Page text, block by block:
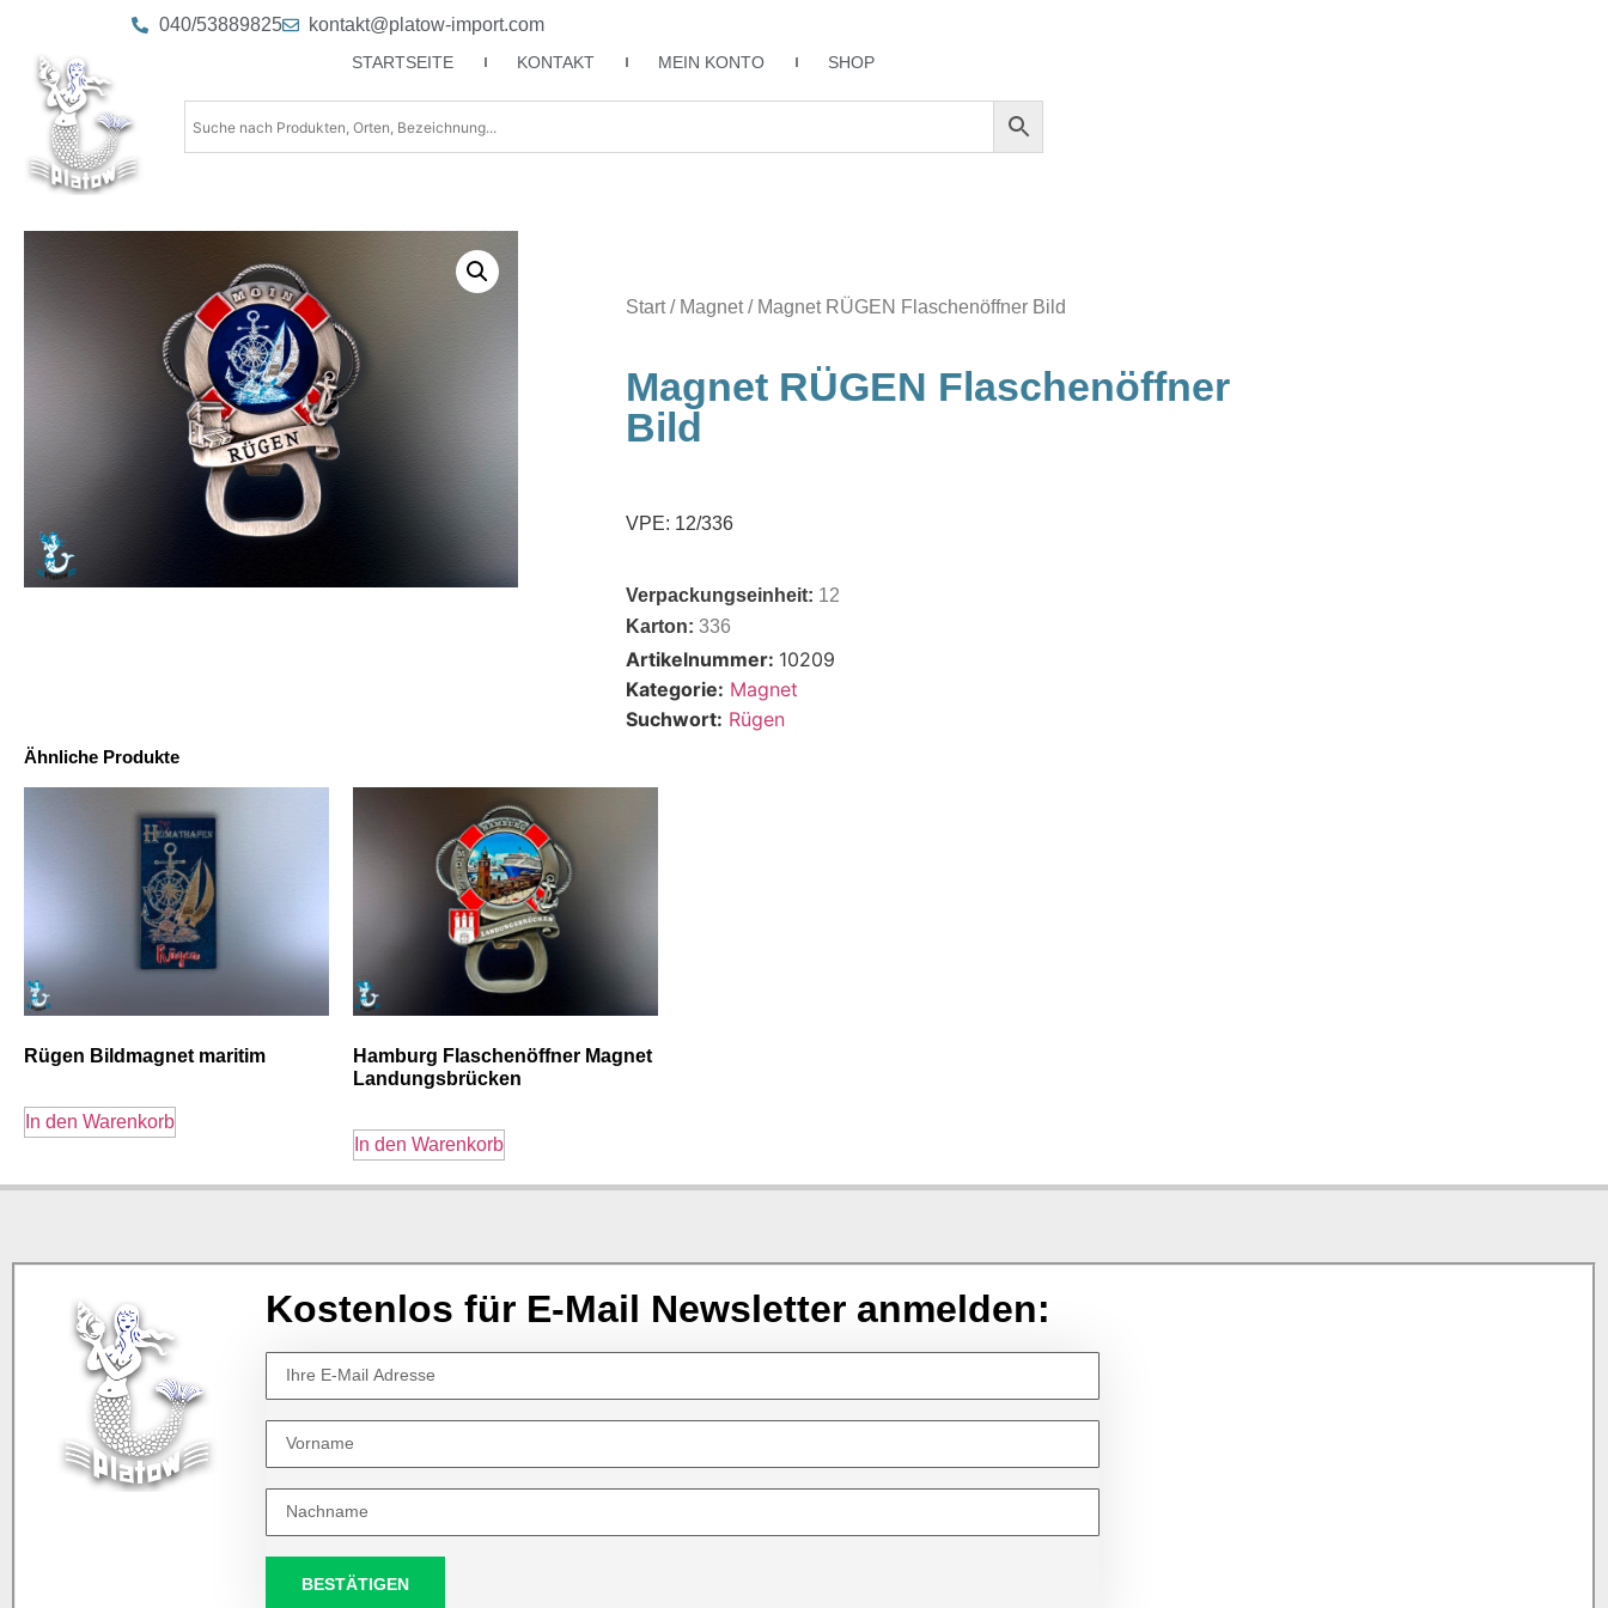
040/53889825 kontakt@platow-import.com
STARTSEITE KONTAKT MEIN KONTO SHOP
Start/ Magnet/ Magnet RÜGEN Flaschenöffner Bild
Magnet RÜGEN Flaschenöffner
Bild
VPE: 12/336
Verpackungseinheit: 12
Karton:336
Artikelnummer: 10209
Kategorie: Magnet
Suchwort: Rügen
Ähnliche Produkte
Rügen Bildmagnet maritim
In den Warenkorb
Hamburg Flaschenöffner Magnet
Landungsbrücken
In den Warenkorb
Kostenlos für E-Mail Newsletter anmelden:
BESTÄTIGEN